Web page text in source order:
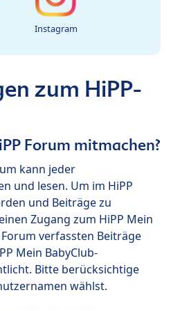
Instagram
zum HiPP-
Forum mitmachen?
kann jeder
und lesen. Um im HiPP
und Beiträge zu
Zugang zum HiPP Mein
verfassten Beiträge
Mein BabyClub-
Bitte berücksichtige
wählst.